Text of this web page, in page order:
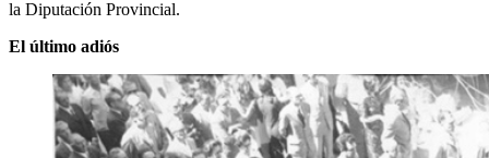
la Diputación Provincial.
El último adiós